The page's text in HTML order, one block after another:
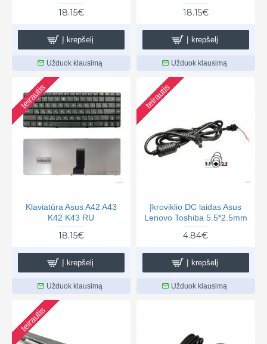
18.15€
Į krepšelį
Užduok klausimą
18.15€
Į krepšelį
Užduok klausimą
teirautis
Klaviatūra Asus A42 A43
K42 K43 RU
18.15€
Į krepšelį
Užduok klausimą
teirautis
Įkroviklio DC laidas Asus
Lenovo Toshiba 5.5*2.5mm
4.84€
Į krepšelį
Užduok klausimą
teirautis